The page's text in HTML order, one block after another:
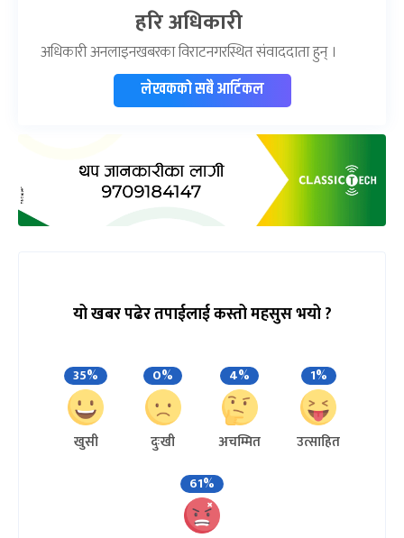
हरि अधिकारी
अधिकारी अनलाइनखबरका विराटनगरस्थित संवाददाता हुन् ।
लेखकको सबै आर्टिकल
यो खबर पढेर तपाईलाई कस्तो महसुस भयो ?
35%
खुसी
0%
दुःखी
4%
अचम्मित
1%
उत्साहित
61%